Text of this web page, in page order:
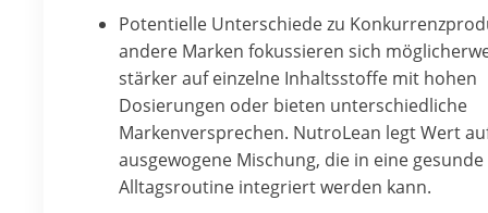
Potentielle Unterschiede zu
andere Marken fokussieren sich
stärker auf einzelne Inhaltsstoffe mit hohen
Dosierungen oder bieten unterschiedliche
Markenversprechen. NutroLean legt Wert
ausgewogene Mischung, die in eine gesunde
Alltagsroutine integriert werden kann.